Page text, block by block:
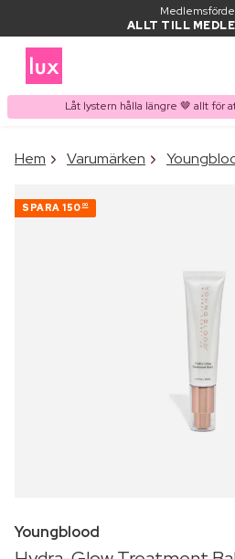
ALLT TILL
Låt lystern hålla längre 🤎 allt för
PRODUKT I
Ofta köpt
Hem Varumärken
SPARA 150 00
Youngblood